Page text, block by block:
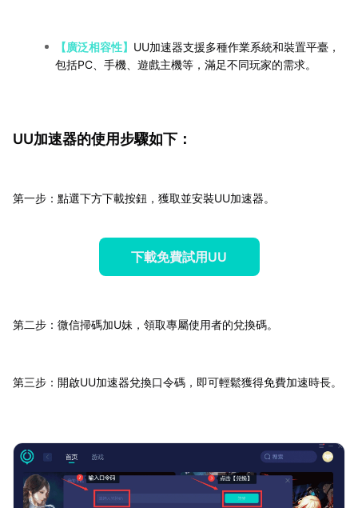
【廣泛相容性】 UU加速器支援多種作業系統和裝置平臺，
包括PC、手機、遊戲主機等，滿足不同玩家的需求。
UU加速器的使用步驟如下：
第一步：點選下方下載按鈕，獲取並安裝UU加速器。
下載免費試用UU
第二步：微信掃碼加U妹，領取專屬使用者的兌換碼。
第三步：開啟UU加速器兌換口令碼，即可輕鬆獲得免費加速時長。